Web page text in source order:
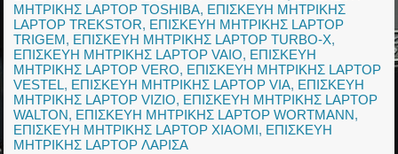
ΜΗΤΡΙΚΗΣ LAPTOP TOSHIBA, ΕΠΙΣΚΕΥΗ ΜΗΤΡΙΚΗΣ
LAPTOP TREKSTOR, ΕΠΙΣΚΕΥΗ ΜΗΤΡΙΚΗΣ LAPTOP
TRIGEM, ΕΠΙΣΚΕΥΗ ΜΗΤΡΙΚΗΣ LAPTOP TURBO-X,
ΕΠΙΣΚΕΥΗ ΜΗΤΡΙΚΗΣ LAPTOP VAIO, ΕΠΙΣΚΕΥΗ
ΜΗΤΡΙΚΗΣ LAPTOP VERO, ΕΠΙΣΚΕΥΗ ΜΗΤΡΙΚΗΣ LAPTOP
VESTEL, ΕΠΙΣΚΕΥΗ ΜΗΤΡΙΚΗΣ LAPTOP VIA, ΕΠΙΣΚΕΥΗ
ΜΗΤΡΙΚΗΣ LAPTOP VIZIO, ΕΠΙΣΚΕΥΗ ΜΗΤΡΙΚΗΣ LAPTOP
WALTON, ΕΠΙΣΚΕΥΗ ΜΗΤΡΙΚΗΣ LAPTOP WORTMANN,
ΕΠΙΣΚΕΥΗ ΜΗΤΡΙΚΗΣ LAPTOP XIAOMI, ΕΠΙΣΚΕΥΗ
ΜΗΤΡΙΚΗΣ LAPTOP ΛΑΡΙΣΑ